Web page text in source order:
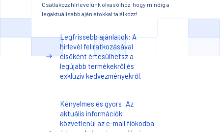
Csatlakozz hírlevelünk olvasóihoz, hogy mindig a
legaktuálisabb ajánlatokkal találkozz!
Legfrissebb ajánlatok: A
hírlevél feliratkozásával
elsőként értesülhetsz a
legújabb termékekről és
exkluzív kedvezményekről.
Kényelmes és gyors: Az
aktuális információk
közvetlenül az e-mail fiókodba